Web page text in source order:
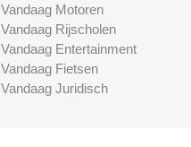
Vandaag Motoren
Vandaag Rijscholen
Vandaag Entertainment
Vandaag Fietsen
Vandaag Juridisch